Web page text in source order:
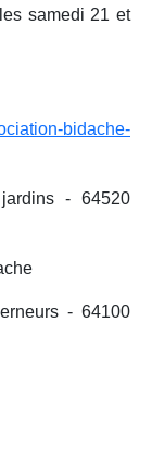
samedi 21 et
bidache-
- 64520
- 64100